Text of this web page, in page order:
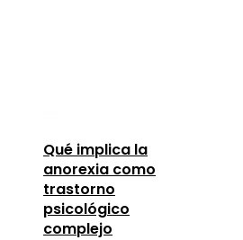
Qué implica la
anorexia como
trastorno
psicológico
complejo